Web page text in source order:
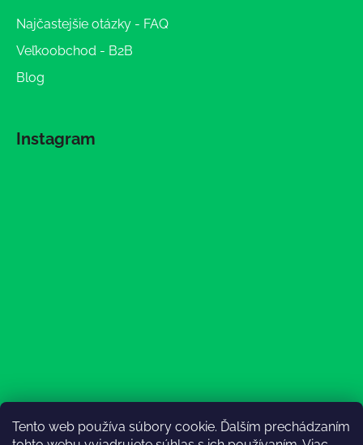
Tento web používa súbory cookie. Ďalším prechádzaním
Najčastejšie otázky - FAQ
Veľkoobchod - B2B
Blog
Instagram
Sledovať na Instagrame